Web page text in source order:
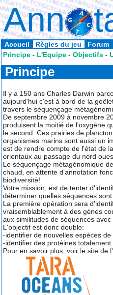
Ann
Accueil Règles du jeu Forum
Principe - L'Equipe - Objectifs -
Principe
Il y a 150 ans Charles Darwin
aujourd'hui c'est à bord de la
travers le séquençage
De septembre 2009 à novembre
produisent la moitié de l’oxygène
le second. Ces prairies de
organismes marins sont aussi un
est de rendre compte de l'état de
orientaux au passage du nord
Le séquençage métagénomique
chaud, en attente d'annotation
biodiversité!
Votre mission, est de tenter
déterminer quelles séquences
La première opération sera
vraisemblablement à des gènes
aux similitudes de séquences
L'objectif est donc double:
-identifier de nouvelles espèces
-identifier des protéines
Pour en savoir plus, voir le site de